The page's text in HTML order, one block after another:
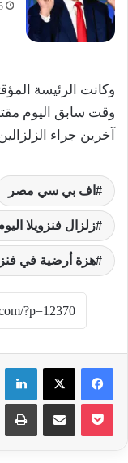
وكانت الرئيسة
آخرين جراء
اف بي سي مصر
زلزال فنزويلا
هزة أرضية في
فيسبوك ‫X